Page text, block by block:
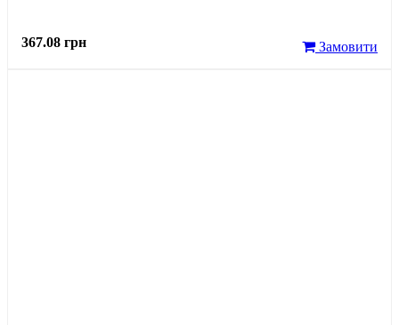
367.08 грн Замовити